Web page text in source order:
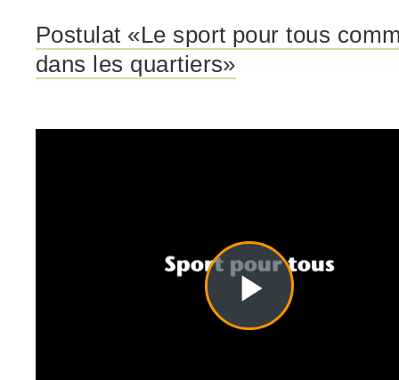
Postulat «Le sport pour tous
dans les quartiers»